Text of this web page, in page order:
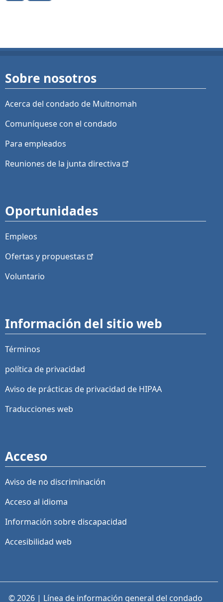
Sobre nosotros
Acerca del condado de Multnomah
Comuníquese con el condado
Para empleados
Reuniones de la junta directiva
Oportunidades
Empleos
Ofertas y propuestas
Voluntario
Información del sitio web
Términos
política de privacidad
Aviso de prácticas de privacidad de HIPAA
Traducciones web
Acceso
Aviso de no discriminación
Acceso al idioma
Información sobre discapacidad
Accesibilidad web
© 2026 | Línea de información general del condado